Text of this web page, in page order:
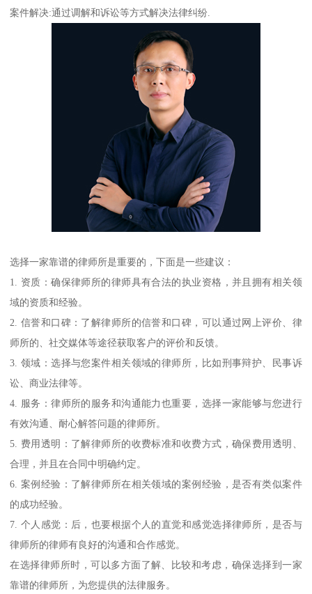
案件解决:通过调解和诉讼等方式解决法律纠纷.
选择一家靠谱的律师所是重要的，下面是一些建议：
1. 资质：确保律师所的律师具有合法的执业资格，并且拥有相关领
域的资质和经验。
2. 信誉和口碑：了解律师所的信誉和口碑，可以通过网上评价、律
师所的、社交媒体等途径获取客户的评价和反馈。
3. 领域：选择与您案件相关领域的律师所，比如刑事辩护、民事诉
讼、商业法律等。
4. 服务：律师所的服务和沟通能力也重要，选择一家能够与您进行
有效沟通、耐心解答问题的律师所。
5. 费用透明：了解律师所的收费标准和收费方式，确保费用透明、
合理，并且在合同中明确约定。
6. 案例经验：了解律师所在相关领域的案例经验，是否有类似案件
的成功经验。
7. 个人感觉：后，也要根据个人的直觉和感觉选择律师所，是否与
律师所的律师有良好的沟通和合作感觉。
在选择律师所时，可以多方面了解、比较和考虑，确保选择到一家
靠谱的律师所，为您提供的法律服务。